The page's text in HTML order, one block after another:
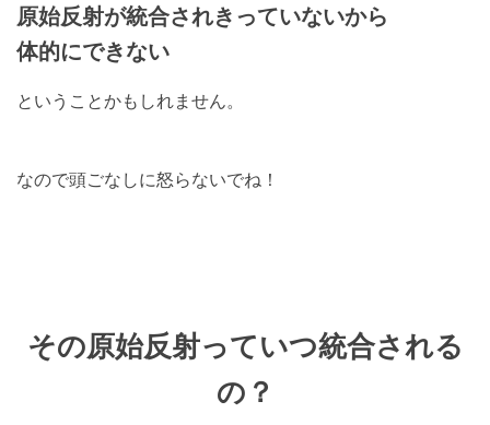
原始反射が統合されきっていないから
体的にできない
ということかもしれません。
なので頭ごなしに怒らないでね！
その原始反射っていつ統合される
の？